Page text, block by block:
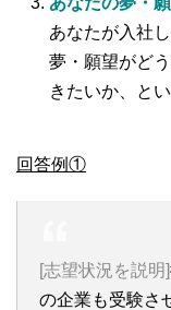
あなたが入社
夢・願望がど
きたいか、と
回答例①
[志望状況を説明]
の企業も受験さ